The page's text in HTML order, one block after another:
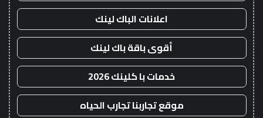
اعلانات الباك لينك
أقوى باقة باك لينك
خدمات با كلينك 2026
موقع تجاربنا تجارب الحياه